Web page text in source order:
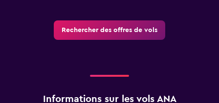
Rechercher des offres de vols
Informations sur les vols ANA